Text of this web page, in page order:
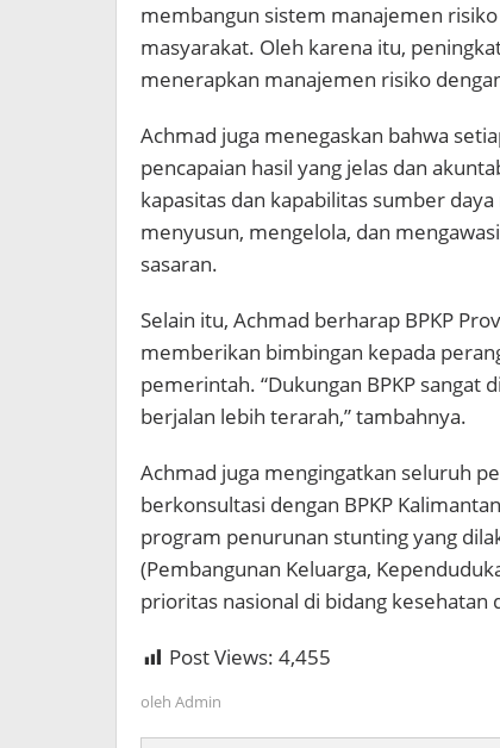
membangun sistem manajemen
masyarakat. Oleh karena itu,
menerapkan manajemen risiko
Achmad juga menegaskan bahwa
pencapaian hasil yang jelas dan
kapasitas dan kapabilitas sumber
menyusun, mengelola, dan
sasaran.
Selain itu, Achmad berharap BPKP
memberikan bimbingan kepada
pemerintah. “Dukungan BPKP
berjalan lebih terarah,” tambahnya.
Achmad juga mengingatkan seluruh
berkonsultasi dengan BPKP
program penurunan stunting yang
(Pembangunan Keluarga,
prioritas nasional di bidang
Post Views: 4,455
oleh Admin